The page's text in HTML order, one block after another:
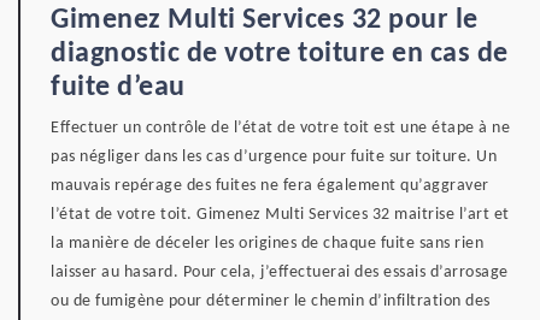
Gimenez Multi Services 32 pour le
diagnostic de votre toiture en cas de
fuite d’eau
Effectuer un contrôle de l’état de votre toit est une étape à ne
pas négliger dans les cas d’urgence pour fuite sur toiture. Un
mauvais repérage des fuites ne fera également qu’aggraver
l’état de votre toit. Gimenez Multi Services 32 maitrise l’art et
la manière de déceler les origines de chaque fuite sans rien
laisser au hasard. Pour cela, j’effectuerai des essais d’arrosage
ou de fumigène pour déterminer le chemin d’infiltration des